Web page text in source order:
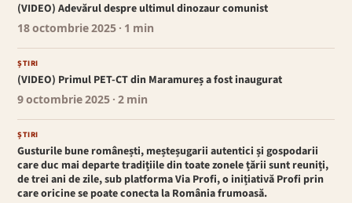
(VIDEO) Adevărul despre ultimul dinozaur comunist
18 octombrie 2025 · 1 min
ȘTIRI
(VIDEO) Primul PET-CT din Maramureș a fost inaugurat
9 octombrie 2025 · 2 min
ȘTIRI
Gusturile bune românești, meșteșugarii autentici și gospodarii
care duc mai departe tradițiile din toate zonele țării sunt reuniți,
de trei ani de zile, sub platforma Via Profi, o inițiativă Profi prin
care oricine se poate conecta la România frumoasă.